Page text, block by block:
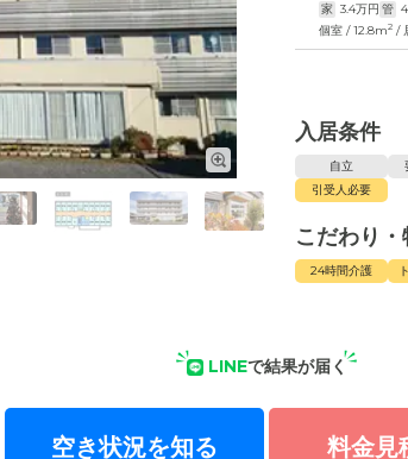
家 3.4万円 管
個室 / 12.8m2 /
入居条件
自立
引受人必要
こだわり・
24時間介護
LINEで結果が届く
空き状況を知る 料金見